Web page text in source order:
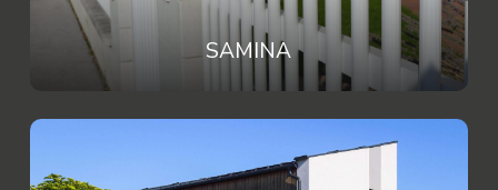
SAMINA